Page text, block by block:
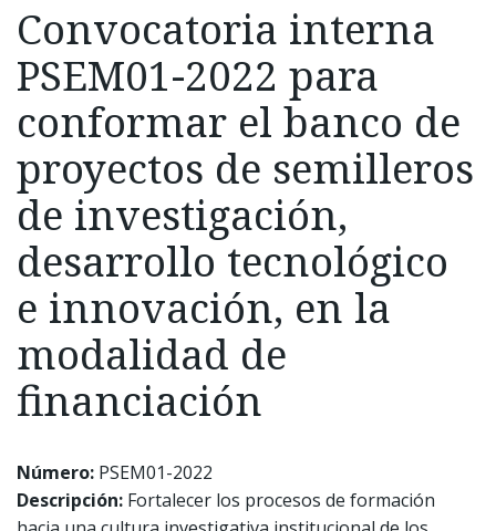
Convocatoria interna
PSEM01-2022 para
conformar el banco de
proyectos de semilleros
de investigación,
desarrollo tecnológico
e innovación, en la
modalidad de
financiación
Número: PSEM01-2022
Descripción: Fortalecer los procesos de formación